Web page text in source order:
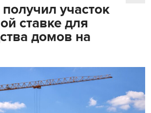
участок
ставке для
домов на